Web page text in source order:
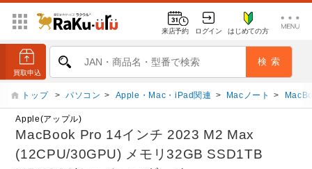
来店予約 ログイン はじめての方
トップ > パソコン > Apple・Mac・iPad関連 > Macノート >
Apple(アップル)
MacBook Pro 14インチ 2023 M2 Max
(12CPU/30GPU) メモリ32GB SSD1TB